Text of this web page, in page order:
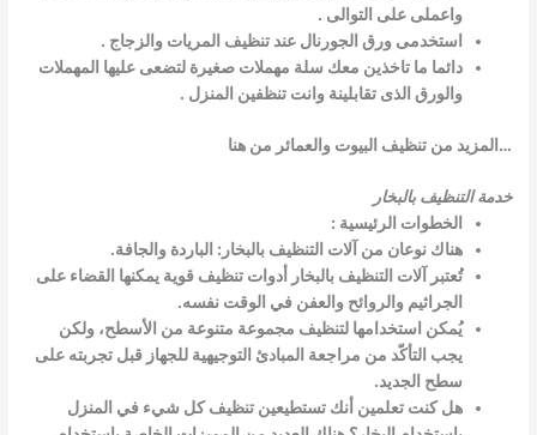
واعملى على التوالى .
استخدمى ورق الجورنال عند تنظيف المريات والزجاج .
دائما ما تاخذين معك سلة مهملات صغيرة لتضعى عليها المهملات
والورق الذى تقابلينة وانت تنظفين المنزل .
…المزيد من تنظيف البيوت والعمائر من هنا
خدمة التنظيف بالبخار
الخطوات الرئيسية :
هناك نوعان من آلات التنظيف بالبخار: الباردة والجافة.
تُعتبر آلات التنظيف بالبخار أدوات تنظيف قوية يمكنها القضاء على
الجراثيم والروائح والعفن في الوقت نفسه.
يُمكن استخدامها لتنظيف مجموعة متنوعة من الأسطح، ولكن
يجب التأكّد من مراجعة المبادئ التوجيهية للجهاز قبل تجربته على
سطح الجديد.
هل كنت تعلمين أنك تستطيعين تنظيف كل شيء في المنزل